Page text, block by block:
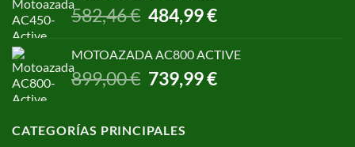
650,00 €.
499,00 €.
582,46€
El
precio
era:
582,46 €.
484,99€El
precio
es:
484,99 €.
MOTOAZADA AC800 ACTIVE
899,00€ El
precio
era:
899,00 €.
739,99€El
precio
CATEGORÍAS PRINCIPALES